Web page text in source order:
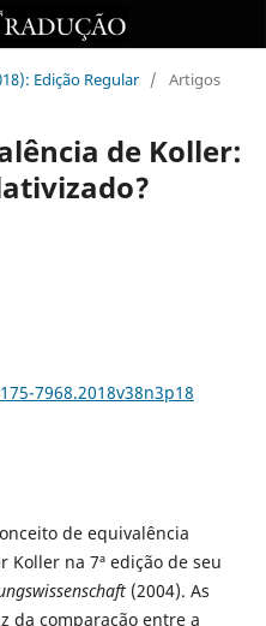
Edição Regular / Artigos
de Koller:
7968.2018v38n3p18
de equivalência
na 7ª edição de seu
(2004). As
da comparação entre a